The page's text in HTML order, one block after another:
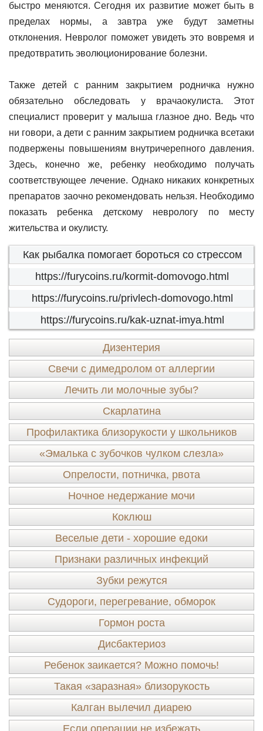
быстро меняются. Сегодня их развитие может быть в
пределах нормы, а завтра уже будут заметны
отклонения. Невролог поможет увидеть это вовремя и
предотвратить эволюционирование болезни.
Также детей с ранним закрытием родничка нужно
обязательно обследовать у врачаокулиста. Этот
специалист проверит у малыша глазное дно. Ведь что
ни говори, а дети с ранним закрытием родничка всетаки
подвержены повышениям внутричерепного давления.
Здесь, конечно же, ребенку необходимо получать
соответствующее лечение. Однако никаких конкретных
препаратов заочно рекомендовать нельзя. Необходимо
показать ребенка детскому неврологу по месту
жительства и окулисту.
Как рыбалка помогает бороться со стрессом
https://furycoins.ru/kormit-domovogo.html
https://furycoins.ru/privlech-domovogo.html
https://furycoins.ru/kak-uznat-imya.html
Дизентерия
Свечи с димедролом от аллергии
Лечить ли молочные зубы?
Скарлатина
Профилактика близорукости у школьников
«Эмалька с зубочков чулком слезла»
Опрелости, потничка, рвота
Ночное недержание мочи
Коклюш
Веселые дети - хорошие едоки
Признаки различных инфекций
Зубки режутся
Судороги, перегревание, обморок
Гормон роста
Дисбактериоз
Ребенок заикается? Можно помочь!
Такая «заразная» близорукость
Калган вылечил диарею
Если операции не избежать